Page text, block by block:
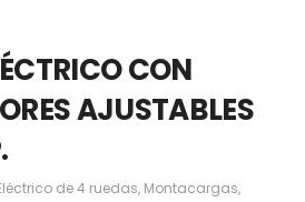
CON
AJUSTABLES
de 4 ruedas, Montacargas,